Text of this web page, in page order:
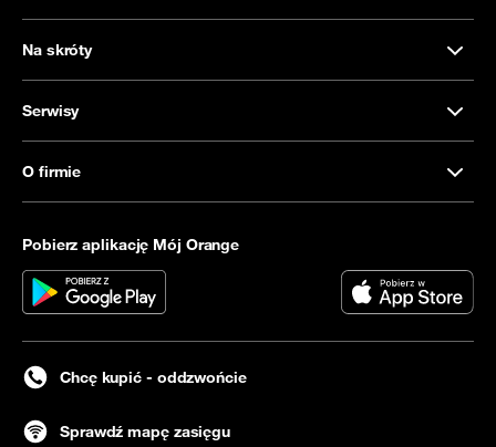
Na skróty
Serwisy
O firmie
Pobierz aplikację Mój Orange
Chcę kupić - oddzwońcie
Sprawdź mapę zasięgu